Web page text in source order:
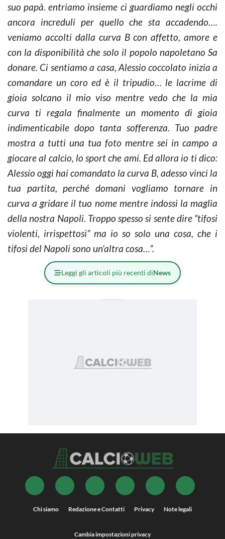
suo papà. entriamo insieme ci guardiamo negli occhi
ancora increduli per quello che sta accadendo….
veniamo accolti dalla curva B con affetto, amore e
con la disponibilità che solo il popolo napoletano Sa
donare. Ci sentiamo a casa, Alessio coccolato inizia a
comandare un coro ed è il tripudio… le lacrime di
gioia solcano il mio viso mentre vedo che la mia
curva ti regala finalmente un momento di gioia
indimenticabile dopo tanta sofferenza. Tuo padre
mostra a tutti una tua foto mentre sei in campo a
giocare al calcio, lo sport che ami. Ed allora io ti dico:
Alessio oggi hai comandato la curva B, adesso vinci la
tua partita, perché domani vogliamo tornare in
curva a gridare il tuo nome mentre indossi la maglia
della nostra Napoli. Troppo spesso si sente dire “tifosi
violenti, irrispettosi” ma io so solo una cosa, che i
tifosi del Napoli sono un’altra cosa…”.
Leggi gli articoli più recenti diNews
Chi siamo Redazione e Contatti Privacy Note legali
Cambia impostazioni privacy